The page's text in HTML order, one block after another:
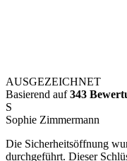
AUSGEZEICHNET
Basierend auf343
S
Sophie Zimmermann
Die Sicherheitsöffnung
durchgeführt. Dieser